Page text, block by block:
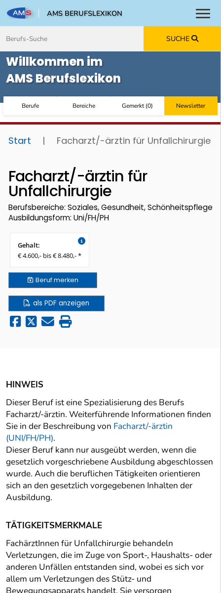
AMS BERUFSLEXIKON
SUCHE
Willkommen im
AMS Berufslexikon
Berufe Bereiche Gemerkt(0) Newsletter
Start | Facharzt/-ärztin für Unfallchirurgie
Facharzt/-ärztin für
Unfallchirurgie
Berufsbereiche: Soziales, Gesundheit, Schönheitspflege
Ausbildungsform: Uni/FH/PH
Gehalt:
€ 4.600,- bis € 8.480,- *
Berufmerken
als PDF anzeigen
HINWEIS
Dieser Beruf ist eine Spezialisierung des Berufs
Facharzt/-ärztin. Weiterführende Informationen finden
Sie in der Beschreibung von Facharzt/-ärztin
(UNI/FH/PH).
Dieser Beruf kann nur ausgeübt werden, wenn die
gesetzlich vorgeschriebene Ausbildung abgeschlossen
wurde. Auch die beruflichen Tätigkeiten orientieren
sich an den gesetzlich vorgegebenen Inhalten der
Ausbildung.
TÄTIGKEITSMERKMALE
FachärztInnen für Unfallchirurgie behandeln
Verletzungen, die im Zuge von Sport-, Haushalts- oder
anderen Unfällen entstanden sind, wobei es sich vor
allem um Verletzungen des Stütz- und